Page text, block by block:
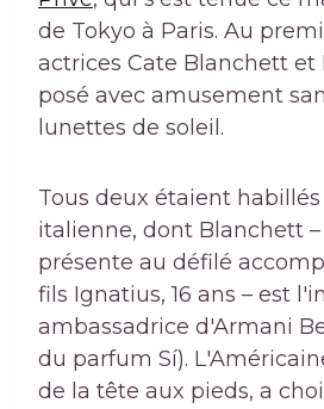
de Tokyo à Paris. Au
actrices Cate Blanchett et
posé avec amusement
lunettes de soleil.
Tous deux étaient
italienne, dont Blanchett
présente au défilé
fils Ignatius, 16 ans – est
ambassadrice d'Armani
du parfum Sí).
de la tête aux pieds, a